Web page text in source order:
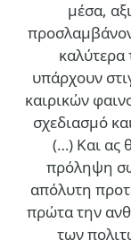
μέσα,
υπάρχουν
καιρικών
σχεδιασμό
(…) Και ας
πρόληψη
απόλυτη
πρώτα την
των